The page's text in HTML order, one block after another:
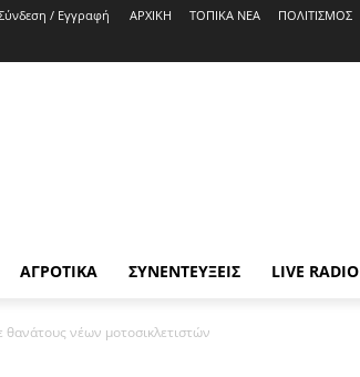
/ Εγγραφή ΑΡΧΙΚΗ ΤΟΠΙΚΑ ΝΕΑ ΠΟΛΙΤΙΣΜΟΣ
ΑΓΡΟΤΙΚΑ ΣΥΝΕΝΤΕΥΞΕΙΣ LIVE RADIO
νέων μοτοσικλετιστών